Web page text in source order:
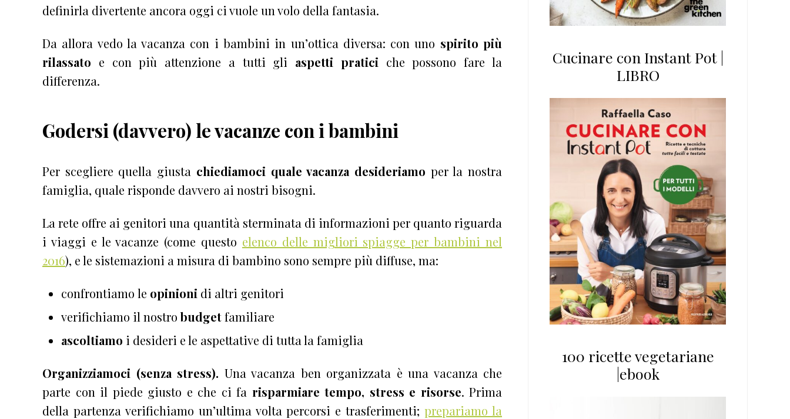
definirla divertente ancora oggi ci vuole un volo della fantasia.
Da allora vedo la vacanza con i bambini in un’ottica diversa: con uno spirito più
rilassato e con più attenzione a tutti gli aspetti pratici che possono fare la
differenza.
Godersi (davvero) le vacanze con i bambini
Per scegliere quella giusta chiediamoci quale vacanza desideriamo per la nostra
famiglia, quale risponde davvero ai nostri bisogni.
La rete offre ai genitori una quantità sterminata di informazioni per quanto riguarda
i viaggi e le vacanze (come questo elenco delle migliori spiagge per bambini nel
2016), e le sistemazioni a misura di bambino sono sempre più diffuse, ma:
confrontiamo le opinioni di altri genitori
verifichiamo il nostrobudgetfamiliare
ascoltiamo i desideri e le aspettative di tutta la famiglia
Organizziamoci (senza stress). Una vacanza ben organizzata è una vacanza che
parte con il piede giusto e che ci fa risparmiare tempo, stress e risorse. Prima
della partenza verifichiamo un’ultima volta percorsi e trasferimenti;prepariamo la
Cucinare con Instant Pot |
LIBRO
100 ricette vegetariane
|ebook